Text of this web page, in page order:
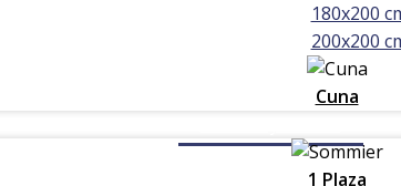
180x200
200x200
Cuna
1 Plaza